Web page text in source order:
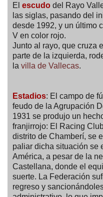
El escudo del Rayo
las siglas, pasando del
desde 1992, y un último
V en color rojo.
Junto al rayo, que cruza
parte de la izquierda,
la villa de Vallecas.
Estadios: El campo de
feudo de la Agrupación
1931 se produjo un
franjirrojo: El Racing
distrito de Chamberí, se
paliar dicha situación se
América, a pesar de la
Castellana, donde el
suerte. La Federación
regreso y